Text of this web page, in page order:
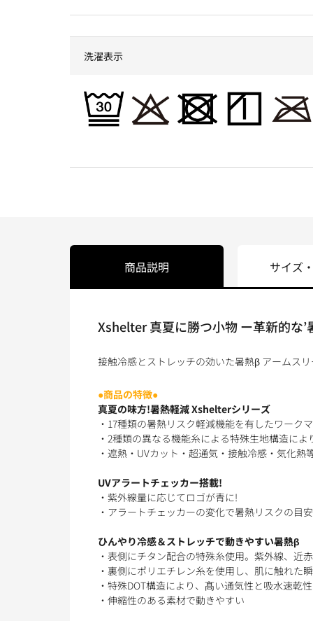
洗濯表示
商品説明
Xshelter 真夏に勝つ小物 ー革新的な’
接触冷感とストレッチの効いた暑熱β アームス
●商品の特徴●
真夏の味方!暑熱軽減 Xshelterシリーズ
・17種類の暑熱リスク軽減機能を有したワーク
・2種類の異なる機能糸による特殊生地構造によ
・遮熱・UVカット・超通気・接触冷感・気化
UVアラートチェッカー搭載!
・紫外線量に応じてロゴが青に!
・アラートチェッカーの変化で暑熱リスクの目
ひんやり冷感＆ストレッチで動きやすい暑熱β
・表側にチタン配合の特殊糸使用。紫外線、近
・裏側にポリエチレン糸を使用し、肌に触れた
・特殊DOT構造により、髙い通気性と吸水速
・伸縮性のある素材で動きやすい
サイズ